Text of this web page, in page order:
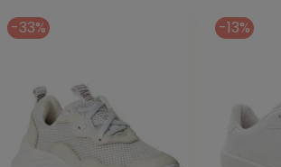
-33% -13%